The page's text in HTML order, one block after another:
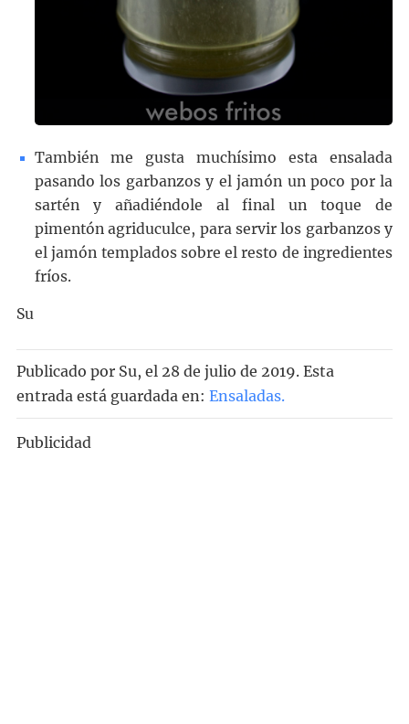
También me gusta muchísimo esta ensalada
pasando los garbanzos y el jamón un poco por la
sartén y añadiéndole al final un toque de
pimentón agriduculce, para servir los garbanzos y
el jamón templados sobre el resto de ingredientes
fríos.
Su
Publicado por Su, el 28 de julio de 2019. Esta
entrada está guardada en: Ensaladas.
Publicidad